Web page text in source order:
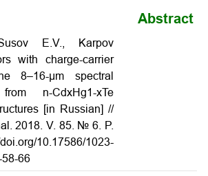
E.V., Karpov
with charge-carrier
8–16-μm spectral
n-CdxHg1-xTe
[in Russian] //
2018. V. 85. № 6. P.
10.17586/1023-
66
Abstract